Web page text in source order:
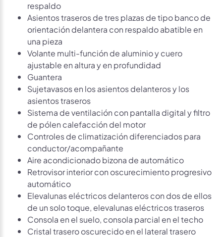
respaldo
Asientos traseros de tres plazas de tipo banco de
orientación delantera con respaldo abatible en
una pieza
Volante multi-función de aluminio y cuero
ajustable en altura y en profundidad
Guantera
Sujetavasos en los asientos delanteros y los
asientos traseros
Sistema de ventilación con pantalla digital y filtro
de pólen calefacción del motor
Controles de climatización diferenciados para
conductor/acompañante
Aire acondicionado bizona de automático
Retrovisor interior con oscurecimiento progresivo
automático
Elevalunas eléctricos delanteros con dos de ellos
de un solo toque, elevalunas eléctricos traseros
Consola en el suelo, consola parcial en el techo
Cristal trasero oscurecido en el lateral trasero